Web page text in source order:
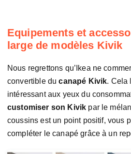
Equipements et
large de modèles Kivik
Nous regrettons qu’Ikea ne
convertible ducanapé Kivik. Cela
intéressant aux yeux du
customiser son Kivik par le
coussins est un point positif, vous
compléter le canapé grâce à un